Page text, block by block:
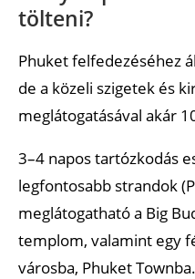
tölteni?
Phuket felfedezéséhez
de a közeli szigetek és
meglátogatásával akár
3–4 napos tartózkodás
legfontosabb strandok
meglátogatható a Big
templom, valamint egy
városba, Phuket Townba.